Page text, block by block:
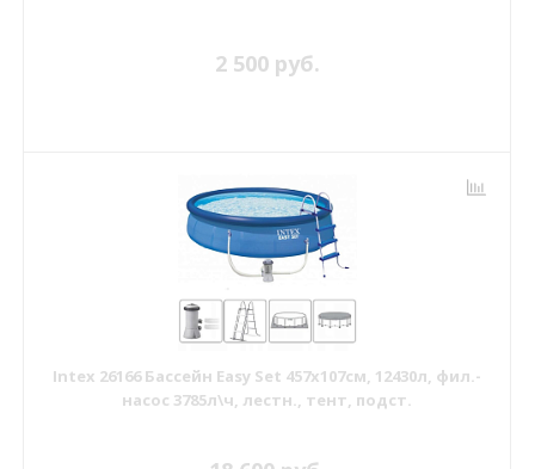
2 500 руб.
Intex 26166 Бассейн Easy Set 457х107см, 12430л, фил.-
насос 3785л\ч, лестн., тент, подст.